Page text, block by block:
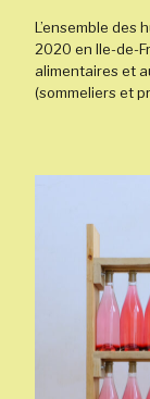
L’ensemble des
2020 en Ile-de-
alimentaires et
(sommeliers et